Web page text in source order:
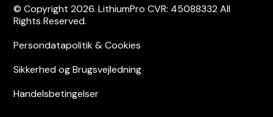
© Copyright 2026. LithiumPro CVR: 45088332 All
Rights Reserved.
Persondatapolitik & Cookies
Sikkerhed og Brugsvejledning
Handelsbetingelser